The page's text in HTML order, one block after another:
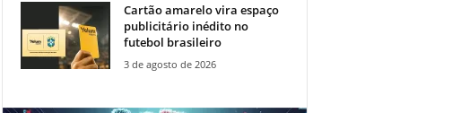
Cartão amarelo vira espaço
publicitário inédito no
futebol brasileiro
3 de agosto de 2026